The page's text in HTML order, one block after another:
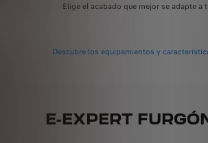
Elige el acabado que mejor se adapte a
Descubre los equipamientos y
E-EXPERT